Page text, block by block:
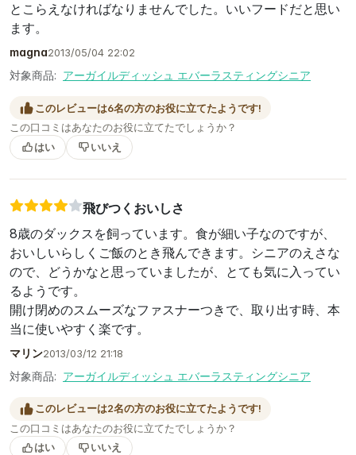
とこらえなければなりませんでした。いいフードだと思い
ます。
magna2013/05/04 22:02
対象商品: アーガイルディッシュ エバーラスティングシニア
このレビューは6名の方のお役に立てたようです!
この口コミはあなたのお役に立てたでしょうか？
はい
いいえ
飛びつくおいしさ
8歳のダックスを飼っています。食が細い子なのですが、
おいしいらしくご飯のとき飛んできます。シニアのえさな
ので、どうかなと思っていましたが、とても気に入ってい
るようです。
開け閉めのスムーズなファスナーつきで、取り出す時、本
当に使いやすく楽です。
マリン2013/03/12 21:18
対象商品: アーガイルディッシュ エバーラスティングシニア
このレビューは2名の方のお役に立てたようです!
この口コミはあなたのお役に立てたでしょうか？
はい
いいえ